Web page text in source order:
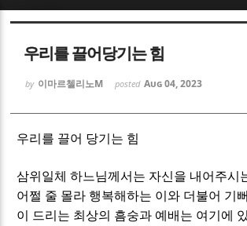
우리를 끌어당기는 힘
by 이마르첼리노M posted Aug 04, 2023
우리를 끌어 당기는 힘
삼위일체 하느님께서는 자신을 내어주시
어쩔 줄 몰라 행복해하는 이와 더불어 기
이 드리는 최상의 흠숭과 예배는 여기에
Sketchbook5, 스케치북5
Sketchbook5, 스케치
Sketchbook5, 스케치북5
Sketchbook5, 스케치